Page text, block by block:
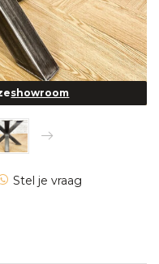
showroom
Stel je vraag